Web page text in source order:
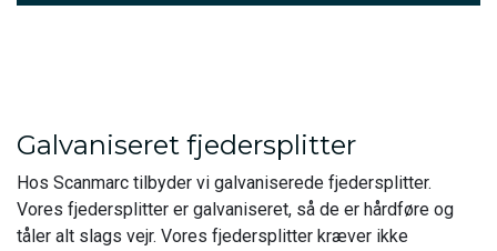
Galvaniseret fjedersplitter
Hos Scanmarc tilbyder vi galvaniserede fjedersplitter.
Vores fjedersplitter er galvaniseret, så de er hårdføre og
tåler alt slags vejr. Vores fjedersplitter kræver ikke